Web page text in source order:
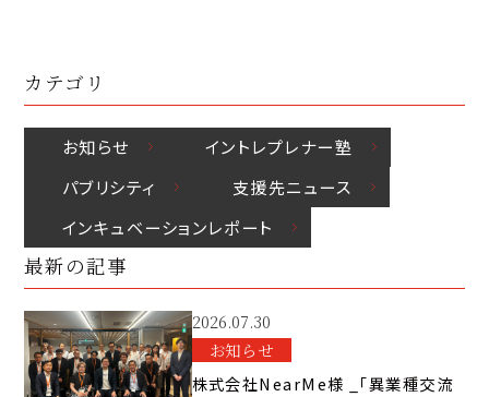
カテゴリ
お知らせ
イントレプレナー塾
パブリシティ
⽀援先ニュース
インキュベーションレポート
最新の記事
2026.07.30
お知らせ
株式会社NearMe様 _「異業種交流